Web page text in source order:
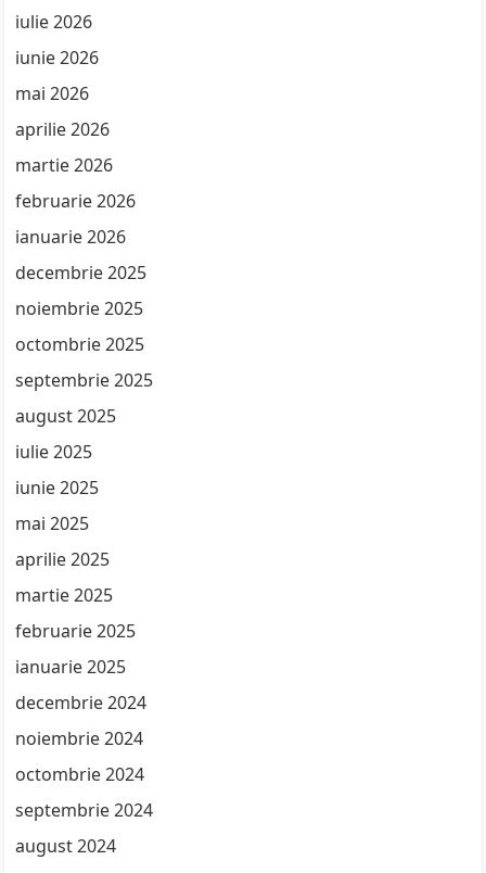
iulie 2026
iunie 2026
mai 2026
aprilie 2026
martie 2026
februarie 2026
ianuarie 2026
decembrie 2025
noiembrie 2025
octombrie 2025
septembrie 2025
august 2025
iulie 2025
iunie 2025
mai 2025
aprilie 2025
martie 2025
februarie 2025
ianuarie 2025
decembrie 2024
noiembrie 2024
octombrie 2024
septembrie 2024
august 2024